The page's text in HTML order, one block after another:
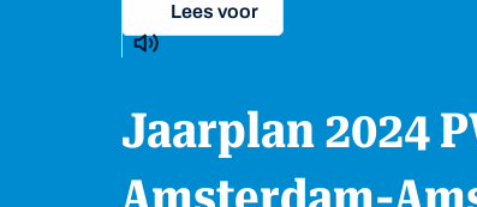
Lees voor
Jaarplan 2024 PVO